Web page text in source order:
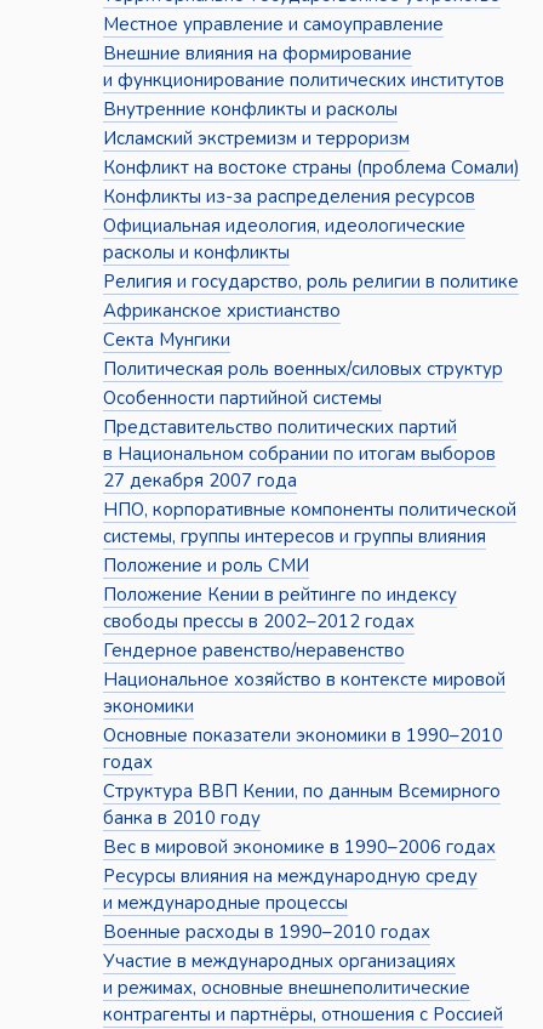
Местное управление и самоуправление
Внешние влияния на формирование
и функционирование политических институтов
Внутренние конфликты и расколы
Исламский экстремизм и терроризм
Конфликт на востоке страны (проблема Сомали)
Конфликты из-за распределения ресурсов
Официальная идеология, идеологические
расколы и конфликты
Религия и государство, роль религии в политике
Африканское христианство
Секта Мунгики
Политическая роль военных/силовых структур
Особенности партийной системы
Представительство политических партий
в Национальном собрании по итогам выборов
27 декабря 2007 года
НПО, корпоративные компоненты политической
системы, группы интересов и группы влияния
Положение и роль СМИ
Положение Кении в рейтинге по индексу
свободы прессы в 2002–2012 годах
Гендерное равенство/неравенство
Национальное хозяйство в контексте мировой
экономики
Основные показатели экономики в 1990–2010
годах
Структура ВВП Кении, по данным Всемирного
банка в 2010 году
Вес в мировой экономике в 1990–2006 годах
Ресурсы влияния на международную среду
и международные процессы
Военные расходы в 1990–2010 годах
Участие в международных организациях
и режимах, основные внешнеполитические
контрагенты и партнёры, отношения с Россией